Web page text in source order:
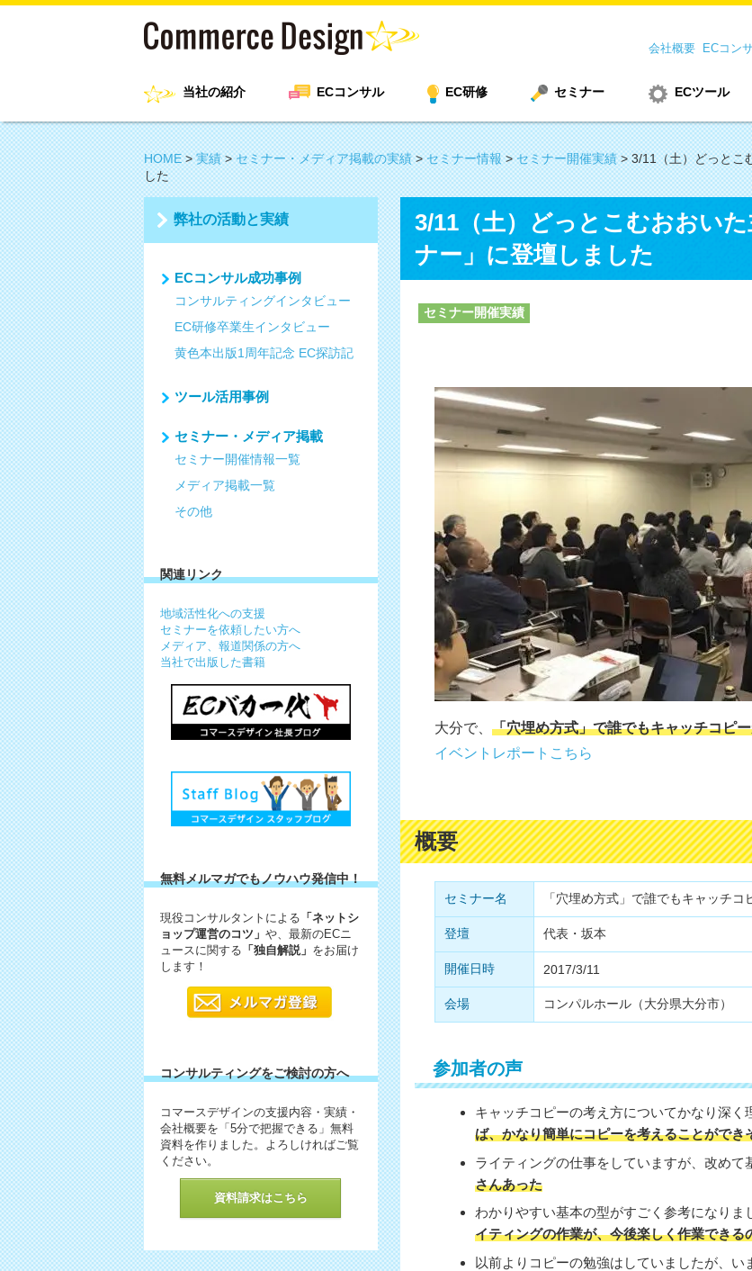
会社概要 ECコン
当社の紹介 ECコンサル EC研修 セミナー ECツール
HOME>実績>セミナー・メディア掲載の実績>セミナー情報>セミナー開催実績>3/11（土）どっとこ
した
3/11（土）どっとこむおおい
ナー」に登壇しました
セミナー開催実績
大分で、 「穴埋め方式」で誰でもキャッチコピ
イベントレポートこちら
概要
セミナー名 「穴埋め方式」で誰でもキャッチ
登壇 代表・坂本
開催日時 2017/3/11
会場 コンパルホール（大分県大分市）
参加者の声
キャッチコピーの考え方についてかなり深く
ば、かなり簡単にコピーを考えることができ
ライティングの仕事をしていますが、改めて
さんあった
わかりやすい基本の型がすごく参考になりま
イティングの作業が、今後楽しく作業できる
以前よりコピーの勉強はしていましたが、
弊社の活動と実績
ECコンサル成功事例
コンサルティングインタビュー
EC研修卒業生インタビュー
黄色本出版1周年記念 EC探訪記
ツール活用事例
セミナー・メディア掲載
セミナー開催情報一覧
メディア掲載一覧
その他
関連リンク
地域活性化への支援
セミナーを依頼したい方へ
メディア、報道関係の方へ
当社で出版した書籍
無料メルマガでもノウハウ発信中！
現役コンサルタントによる 「ネットシ
ョップ運営のコツ」 や、最新のECニ
ュースに関する 「独自解説」 をお届け
します！
コンサルティングをご検討の方へ
コマースデザインの支援内容・実績・
会社概要を「5分で把握できる」無料
資料を作りました。よろしければご覧
ください。
資料請求はこちら